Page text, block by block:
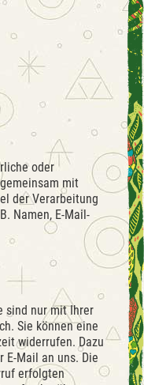
oder
mit
der Verarbeitung
Namen, E-Mail-
sind nur mit Ihrer
Sie können eine
widerrufen. Dazu
Mail an uns. Die
erfolgten